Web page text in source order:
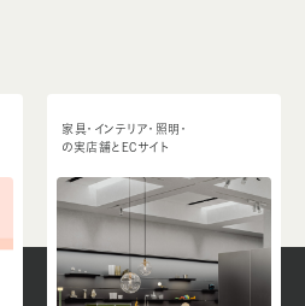
家具・インテリア・照明・
の実店舗とECサイト